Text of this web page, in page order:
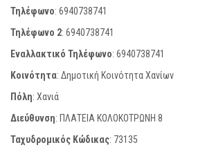
Τηλέφωνο: 6940738741
Τηλέφωνο 2: 6940738741
Εναλλακτικό Τηλέφωνο: 6940738741
Κοινότητα: Δημοτική Κοινότητα Χανίων
Πόλη: Χανιά
Διεύθυνση: ΠΛΑΤΕΙΑ ΚΟΛΟΚΟΤΡΩΝΗ 8
Ταχυδρομικός Κώδικας: 73135